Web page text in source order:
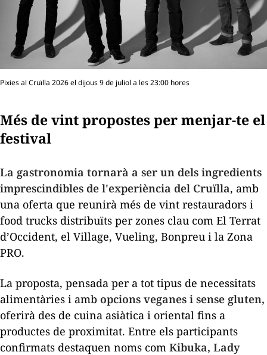
Pixies al Cruïlla 2026 el dijous 9 de juliol a les 23:00 hores
Més de vint propostes per menjar-te el
festival
La gastronomia tornarà a ser un dels ingredients
imprescindibles de l'experiència del Cruïlla, amb
una oferta que reunirà més de vint restauradors i
food trucks distribuïts per zones clau com El Terrat
d’Occident, el Village, Vueling, Bonpreu i la Zona
PRO.
La proposta, pensada per a tot tipus de necessitats
alimentàries i amb opcions veganes i sense gluten,
oferirà des de cuina asiàtica i oriental fins a
productes de proximitat. Entre els participants
confirmats destaquen noms com Kibuka, Lady